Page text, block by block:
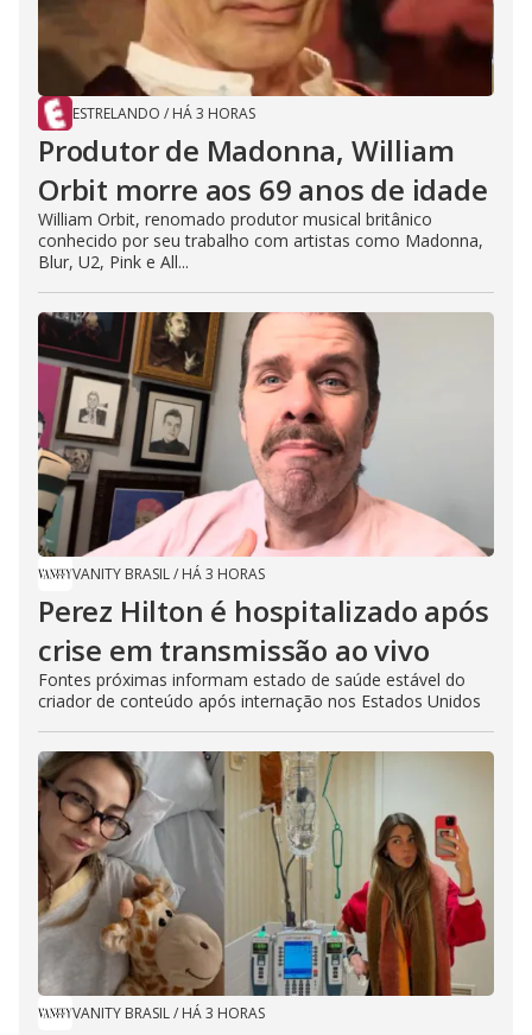
ESTRELANDO / HÁ 3 HORAS
Produtor de Madonna, William
Orbit morre aos 69 anos de idade
William Orbit, renomado produtor musical britânico
conhecido por seu trabalho com artistas como Madonna,
Blur, U2, Pink e All...
VANITY BRASIL/ HÁ 3 HORAS
Perez Hilton é hospitalizado após
crise em transmissão ao vivo
Fontes próximas informam estado de saúde estável do
criador de conteúdo após internação nos Estados Unidos
VANITY BRASIL/ HÁ 3 HORAS